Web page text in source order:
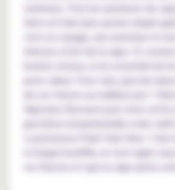
créateurs. Pour les amateurs de
Hero est bien plus qu'une simple
c'est un voyage, une aventure et
d'amour à l'art de la vape. Et
bonnes choses, il est essentiel de
Vapoteur Discount pour vivre cette
gustative exceptionnelle à des
La promesse Punk Funk Hero ?
à chaque bouffée, le tout signé Joey
vos flacons et que la vape party